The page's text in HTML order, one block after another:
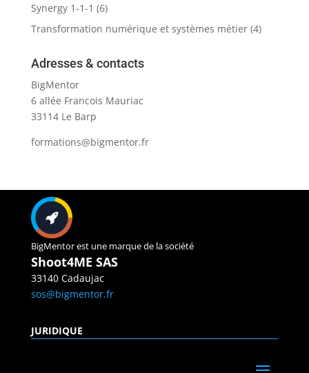
Synergy 1-1-1 (6)
Transformation numérique et systèmes métier(4)
Adresses & contacts
BigMentor
6 allée Francois Mauriac
33114 Le Barp
formations@bigmentor.fr
BigMentor est une marque de la société
Shoot4ME SAS
33140 Cadaujac
sos@bigmentor.fr
JURIDIQUE